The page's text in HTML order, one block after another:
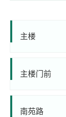
主楼
主楼门前
南苑路